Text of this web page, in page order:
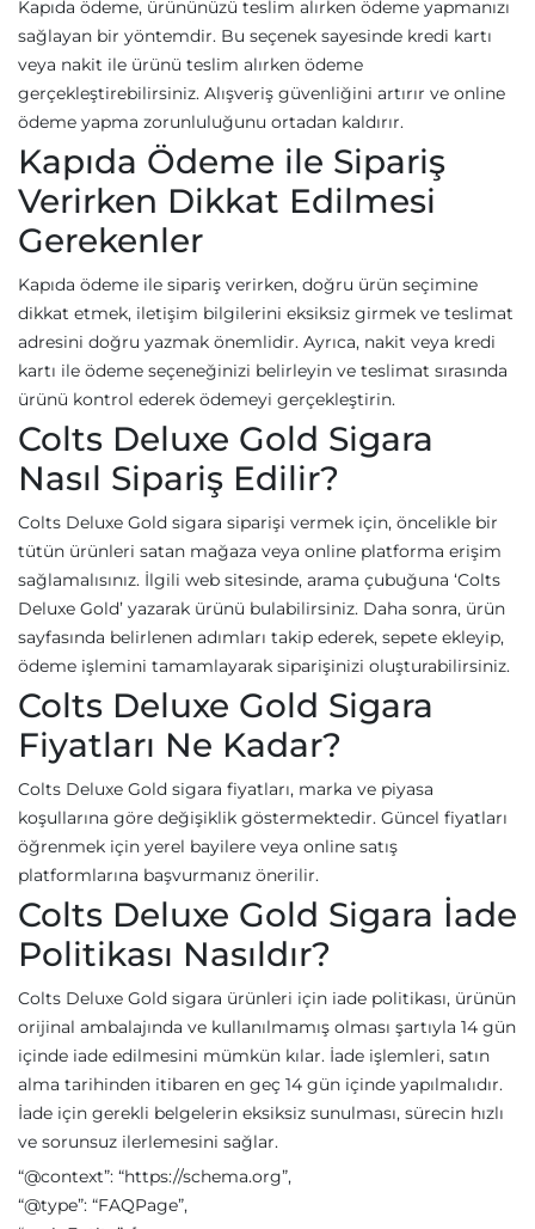
Kapıda ödeme, ürününüzü teslim alırken ödeme yapmanızı
sağlayan bir yöntemdir. Bu seçenek sayesinde kredi kartı
veya nakit ile ürünü teslim alırken ödeme
gerçekleştirebilirsiniz. Alışveriş güvenliğini artırır ve online
ödeme yapma zorunluluğunu ortadan kaldırır.
Kapıda Ödeme ile Sipariş
Verirken Dikkat Edilmesi
Gerekenler
Kapıda ödeme ile sipariş verirken, doğru ürün seçimine
dikkat etmek, iletişim bilgilerini eksiksiz girmek ve teslimat
adresini doğru yazmak önemlidir. Ayrıca, nakit veya kredi
kartı ile ödeme seçeneğinizi belirleyin ve teslimat sırasında
ürünü kontrol ederek ödemeyi gerçekleştirin.
Colts Deluxe Gold Sigara
Nasıl Sipariş Edilir?
Colts Deluxe Gold sigara siparişi vermek için, öncelikle bir
tütün ürünleri satan mağaza veya online platforma erişim
sağlamalısınız. İlgili web sitesinde, arama çubuğuna ‘Colts
Deluxe Gold’ yazarak ürünü bulabilirsiniz. Daha sonra, ürün
sayfasında belirlenen adımları takip ederek, sepete ekleyip,
ödeme işlemini tamamlayarak siparişinizi oluşturabilirsiniz.
Colts Deluxe Gold Sigara
Fiyatları Ne Kadar?
Colts Deluxe Gold sigara fiyatları, marka ve piyasa
koşullarına göre değişiklik göstermektedir. Güncel fiyatları
öğrenmek için yerel bayilere veya online satış
platformlarına başvurmanız önerilir.
Colts Deluxe Gold Sigara İade
Politikası Nasıldır?
Colts Deluxe Gold sigara ürünleri için iade politikası, ürünün
orijinal ambalajında ve kullanılmamış olması şartıyla 14 gün
içinde iade edilmesini mümkün kılar. İade işlemleri, satın
alma tarihinden itibaren en geç 14 gün içinde yapılmalıdır.
İade için gerekli belgelerin eksiksiz sunulması, sürecin hızlı
ve sorunsuz ilerlemesini sağlar.
“@context”: “https://schema.org”,
“@type”: “FAQPage”,